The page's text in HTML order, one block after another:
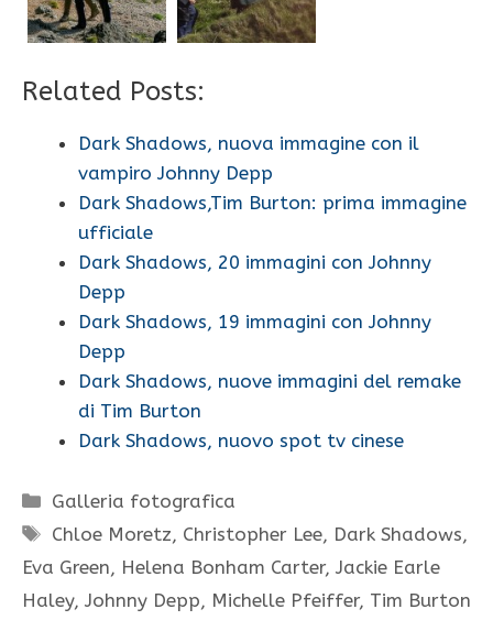
Related Posts:
Dark Shadows, nuova immagine con il
vampiro Johnny Depp
Dark Shadows,Tim Burton: prima immagine
ufficiale
Dark Shadows, 20 immagini con Johnny
Depp
Dark Shadows, 19 immagini con Johnny
Depp
Dark Shadows, nuove immagini del remake
di Tim Burton
Dark Shadows, nuovo spot tv cinese
Categorie
Galleria fotografica
Tag
Chloe Moretz, Christopher Lee, Dark Shadows,
Eva Green, Helena Bonham Carter, Jackie Earle
Haley, Johnny Depp, Michelle Pfeiffer, Tim Burton